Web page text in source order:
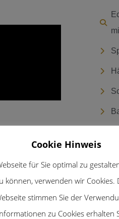
Cookie Hinweis
für Sie optimal zu
können, verwenden wir Cookies.
stimmen Sie der
zu Cookies erhalten